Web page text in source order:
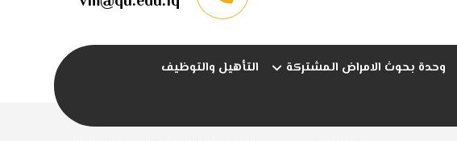
وحدة بحوث الامراض المشتركة
التأهيل والتوظيف